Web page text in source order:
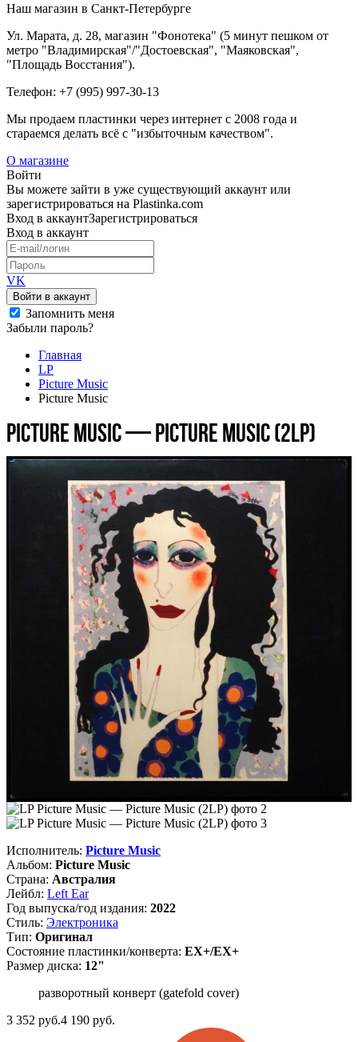
Наш магазин в Санкт-Петербурге
Ул. Марата, д. 28, магазин "Фонотека" (5 минут пешком от
метро "Владимирская"/"Достоевская", "Маяковская",
"Площадь Восстания").
Телефон: +7 (995) 997-30-13
Мы продаем пластинки через интернет c 2008 года и
стараемся делать всё с "избыточным качеством".
О магазине
Войти
Вы можете зайти в уже существующий аккаунт или
зарегистрироваться на Plastinka.com
Вход в аккаунтЗарегистрироваться
Вход в аккаунт
VK
Войти в аккаунт
Запомнить меня
Забыли пароль?
Главная
LP
Picture Music
Picture Music
Picture Music — Picture Music (2LP)
Исполнитель: Picture Music
Альбом: Picture Music
Страна: Австралия
Лейбл: Left Ear
Год выпуска/год издания: 2022
Стиль: Электроника
Тип: Оригинал
Состояние пластинки/конверта: EX+/EX+
Размер диска: 12"
разворотный конверт (gatefold cover)
3 352 руб.4 190 руб.